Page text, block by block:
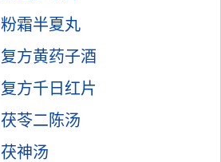
粉霜半夏丸
复方黄药子酒
复方千日红片
茯苓二陈汤
茯神汤